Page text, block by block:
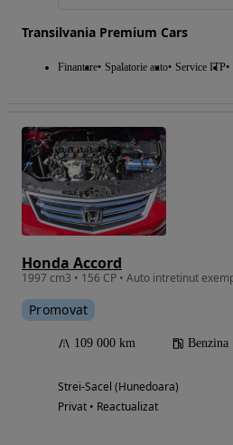
Transilvania Premium Cars
Finantare Spalatorie auto Service ITP
Honda Accord
Promovat
109 000 km Benzina
Strei-Sacel (Hunedoara)
Privat • Reactualizat